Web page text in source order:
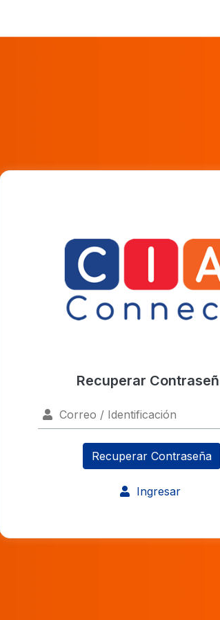
Recuperar
Correo / Identificación
Recuperar Contraseña
Ingresar